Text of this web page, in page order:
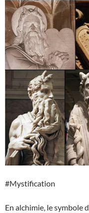
#Mystification
En alchimie, le symbole